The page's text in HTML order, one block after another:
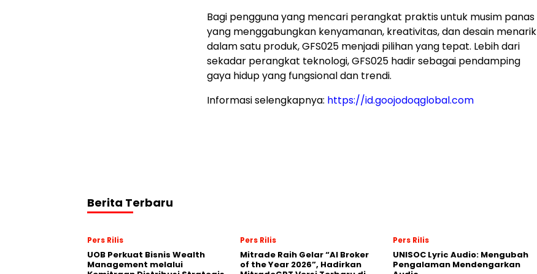
Bagi pengguna yang mencari perangkat praktis untuk musim panas
yang menggabungkan kenyamanan, kreativitas, dan desain menarik
dalam satu produk, GFS025 menjadi pilihan yang tepat. Lebih dari
sekadar perangkat teknologi, GFS025 hadir sebagai pendamping
gaya hidup yang fungsional dan trendi.
Informasi selengkapnya: https://id.goojodoqglobal.com
Berita Terbaru
Pers Rilis
UOB Perkuat Bisnis Wealth
Management melalui
Pers Rilis
Mitrade Raih Gelar “AI Broker
of the Year 2026”, Hadirkan
Pers Rilis
UNISOC Lyric Audio: Mengubah
Pengalaman Mendengarkan